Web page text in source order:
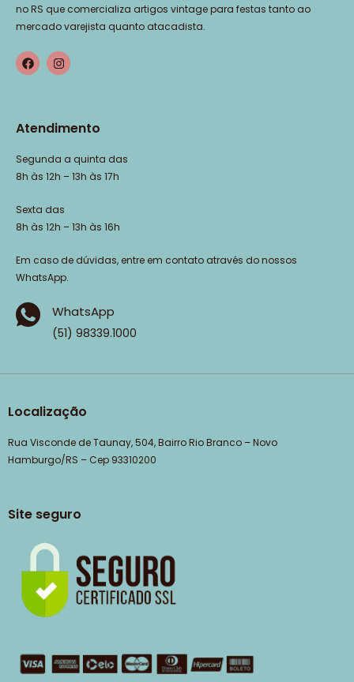
no RS que comercializa artigos vintage para festas tanto ao
mercado varejista quanto atacadista.
Atendimento
Segunda a quinta das
8h às 12h – 13h às 17h
Sexta das
8h às 12h – 13h às 16h
Em caso de dúvidas, entre em contato através do nossos
WhatsApp.
WhatsApp
(51) 98339.1000
Localização
Rua Visconde de Taunay, 504, Bairro Rio Branco – Novo
Hamburgo/RS – Cep 93310200
Site seguro